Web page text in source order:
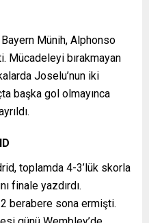
Bayern Münih, Alphonso
Mücadeleyi bırakmayan
Joselu’nun iki
başka gol olmayınca
toplamda 4-3’lük skorla
finale yazdırdı.
berabere sona ermişti.